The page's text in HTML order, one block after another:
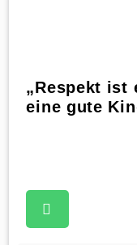
„Respekt ist
eine gute